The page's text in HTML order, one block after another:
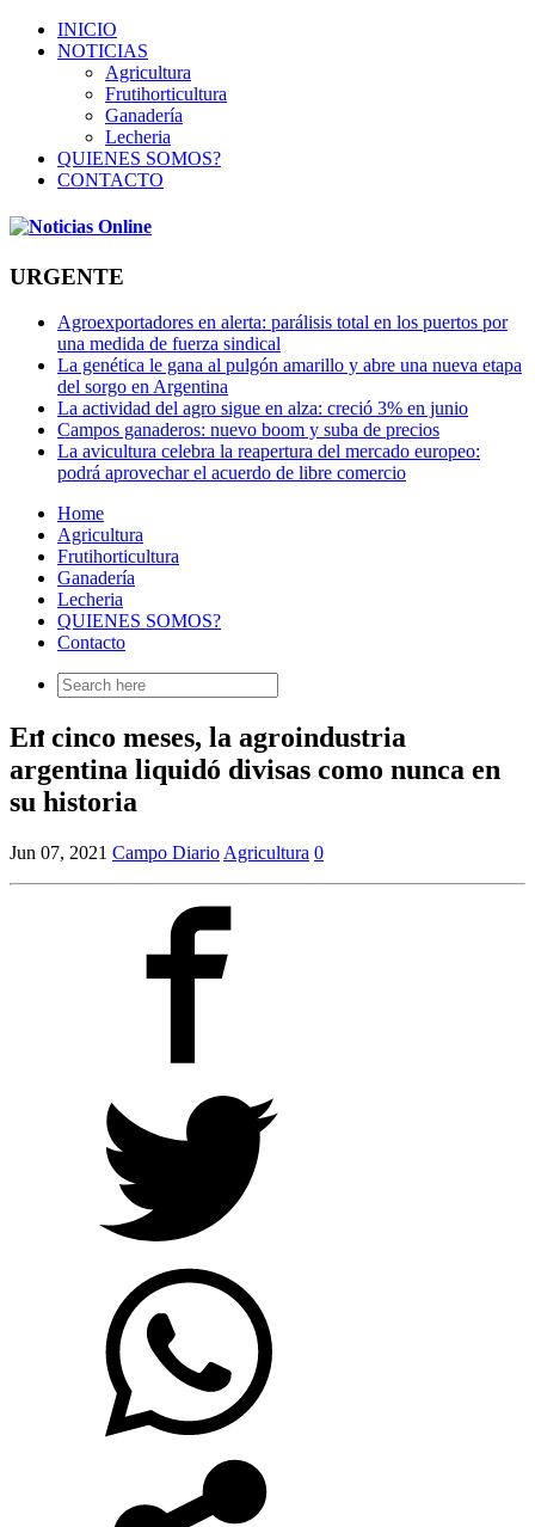
INICIO
NOTICIAS
Agricultura
Frutihorticultura
Ganadería
Lecheria
QUIENES SOMOS?
CONTACTO
URGENTE
Agroexportadores en alerta: parálisis total en los puertos por
una medida de fuerza sindical
La genética le gana al pulgón amarillo y abre una nueva etapa
del sorgo en Argentina
La actividad del agro sigue en alza: creció 3% en junio
Campos ganaderos: nuevo boom y suba de precios
La avicultura celebra la reapertura del mercado europeo:
podrá aprovechar el acuerdo de libre comercio
Home
Agricultura
Frutihorticultura
Ganadería
Lecheria
QUIENES SOMOS?
Contacto
Search
for:
En cinco meses, la agroindustria
argentina liquidó divisas como nunca en
su historia
Jun 07, 2021 Campo Diario Agricultura 0